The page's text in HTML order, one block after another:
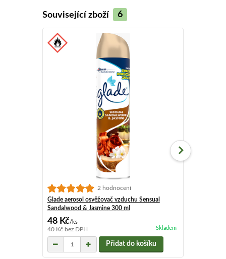
Související zboží 6
2 hodnocení
Glade aerosol osvěžovač vzduchu Sensual
Sandalwood & Jasmine 300 ml
48 Kč/ks
40 Kč bez DPH Skladem
Přidat do košíku